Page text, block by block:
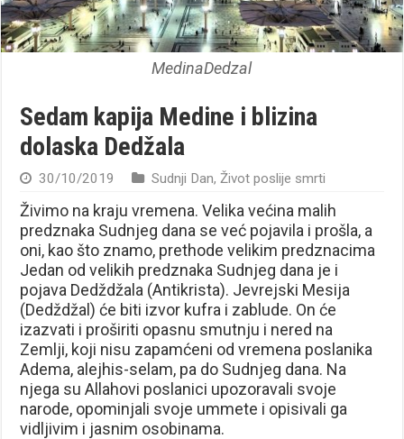
MedinaDedzal
Sedam kapija Medine i blizina
dolaska Dedžala
30/10/2019 Sudnji Dan,Život poslije smrti
Živimo na kraju vremena. Velika većina malih
predznaka Sudnjeg dana se već pojavila i prošla, a
oni, kao što znamo, prethode velikim predznacima
Jedan od velikih predznaka Sudnjeg dana je i
pojava Dedždžala (Antikrista). Jevrejski Mesija
(Dedždžal) će biti izvor kufra i zablude. On će
izazvati i proširiti opasnu smutnju i nered na
Zemlji, koji nisu zapamćeni od vremena poslanika
Adema, alejhis-selam, pa do Sudnjeg dana. Na
njega su Allahovi poslanici upozoravali svoje
narode, opominjali svoje ummete i opisivali ga
vidljivim i jasnim osobinama.